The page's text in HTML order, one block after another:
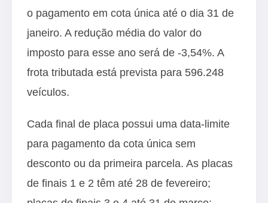
o pagamento em cota única até o dia 31 de
janeiro. A redução média do valor do
imposto para esse ano será de -3,54%. A
frota tributada está prevista para 596.248
veículos.
Cada final de placa possui uma data-limite
para pagamento da cota única sem
desconto ou da primeira parcela. As placas
de finais 1 e 2 têm até 28 de fevereiro;